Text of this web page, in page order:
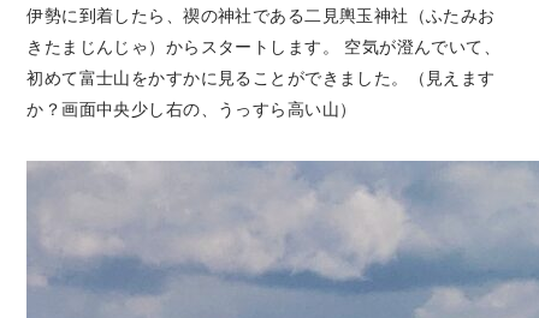
伊勢に到着したら、禊の神社である二見輿玉神社（ふたみお
きたまじんじゃ）からスタートします。 空気が澄んでいて、
初めて富士山をかすかに見ることができました。（見えます
か？画面中央少し右の、うっすら高い山）